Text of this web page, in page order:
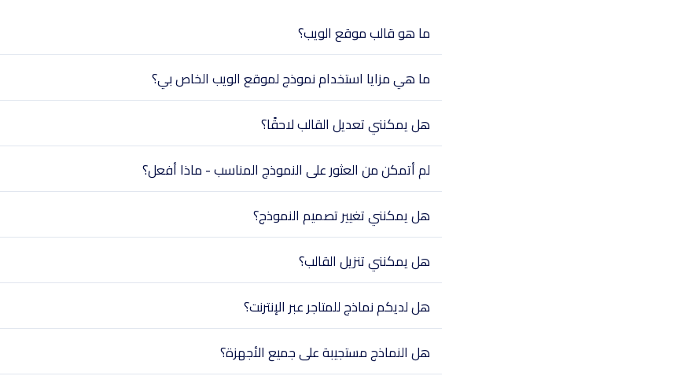
ما هو قالب موقع الويب؟
ما هي مزايا استخدام نموذج لموقع الويب الخاص بي؟
هل يمكنني تعديل القالب لاحقًا؟
لم أتمكن من العثور على النموذج المناسب - ماذا أفعل؟
هل يمكنني تغيير تصميم النموذج؟
هل يمكنني تنزيل القالب؟
هل لديكم نماذج للمتاجر عبر الإنترنت؟
هل النماذج مستجيبة على جميع الأجهزة؟